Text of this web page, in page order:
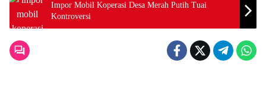
Impor Mobil Koperasi Desa Merah Putih Tuai
Kontroversi